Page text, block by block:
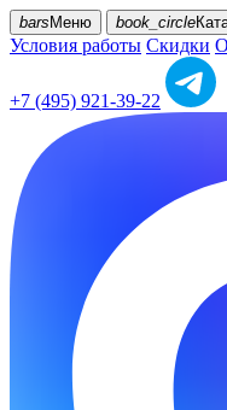
bars Меню book_circle
Условия работы Скидки
+7 (495) 921-39-22